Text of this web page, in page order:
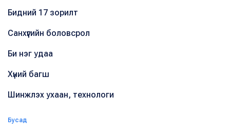
Бидний 17 зорилт
Санхүүгийн боловсрол
Би нэг удаа
Хүний багш
Шинжлэх ухаан, технологи
Бусад